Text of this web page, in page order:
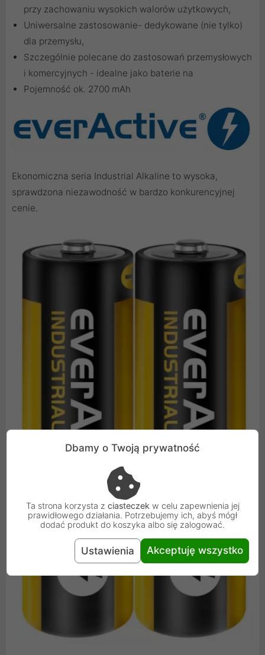
przy zachowaniu wysokich walorów użytkowych,
Uniwersalne zastosowanie- dedykowane (nie tylko)
dla przemysłu,
Szczególnie polecane do zastosowań przemysłowych
i komercyjnych - idealne jako baterie na
Pojemność ok. 2700 mAh
Ekonomiczna seria Industrial Alkaline to wysoka,
sprawdzona niezawodność w bardzo konkurencyjnej
cenie.
Dbamy o Twoją prywatność
Ta strona korzysta z ciasteczek w celu zapewnienia jej
prawidłowego działania. Potrzebujemy ich, abyś mógł
dodać produkt do koszyka albo się zalogować.
Ustawienia Akceptuję wszystko